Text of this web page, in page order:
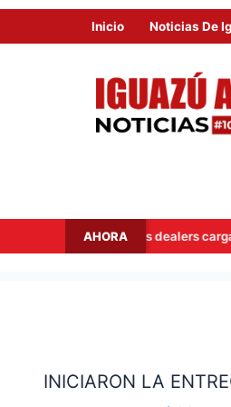
Inicio Noticias De
AHORA
a dos dealers cargados con droga
INICIARON LA
ENTREGA